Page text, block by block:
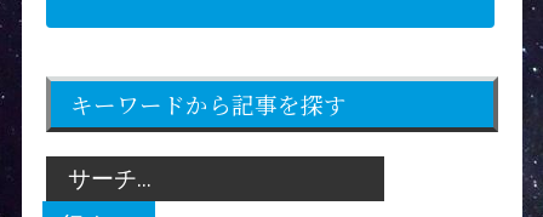
キーワードから記事を探す